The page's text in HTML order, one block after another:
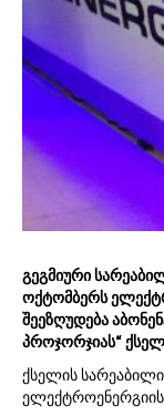
გეგმიური
ოქტომბერს
შეეზღუდება
პროჯორჯიას“
ქსელის